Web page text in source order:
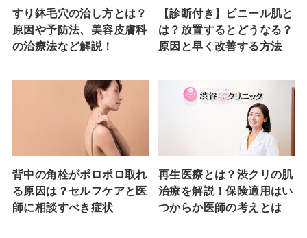
すり鉢毛穴の治し方とは？
原因や予防法、美容皮膚科
の治療法など解説！
【診断付き】ビニール肌と
は？放置するとどうなる？
原因と早く改善する方法
背中の角栓がポロポロ取れ
る原因は？セルフケアと医
師に相談すべき症状
再生医療とは？渋クリの肌
治療を解説！保険適用はい
つからか医師の考えとは